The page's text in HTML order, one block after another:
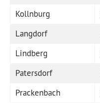
Kollnburg
Langdorf
Lindberg
Patersdorf
Prackenbach